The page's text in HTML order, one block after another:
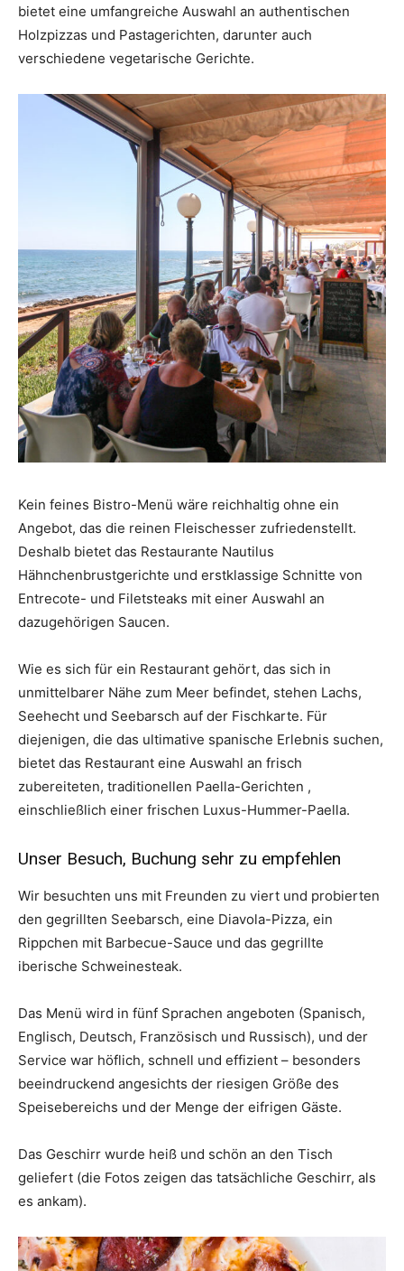
bietet eine umfangreiche Auswahl an authentischen
Holzpizzas und Pastagerichten, darunter auch
verschiedene vegetarische Gerichte.
Kein feines Bistro-Menü wäre reichhaltig ohne ein
Angebot, das die reinen Fleischesser zufriedenstellt.
Deshalb bietet das Restaurante Nautilus
Hähnchenbrustgerichte und erstklassige Schnitte von
Entrecote- und Filetsteaks mit einer Auswahl an
dazugehörigen Saucen.
Wie es sich für ein Restaurant gehört, das sich in
unmittelbarer Nähe zum Meer befindet, stehen Lachs,
Seehecht und Seebarsch auf der Fischkarte. Für
diejenigen, die das ultimative spanische Erlebnis suchen,
bietet das Restaurant eine Auswahl an frisch
zubereiteten, traditionellen Paella-Gerichten ,
einschließlich einer frischen Luxus-Hummer-Paella.
Unser Besuch, Buchung sehr zu empfehlen
Wir besuchten uns mit Freunden zu viert und probierten
den gegrillten Seebarsch, eine Diavola-Pizza, ein
Rippchen mit Barbecue-Sauce und das gegrillte
iberische Schweinesteak.
Das Menü wird in fünf Sprachen angeboten (Spanisch,
Englisch, Deutsch, Französisch und Russisch), und der
Service war höflich, schnell und effizient – besonders
beeindruckend angesichts der riesigen Größe des
Speisebereichs und der Menge der eifrigen Gäste.
Das Geschirr wurde heiß und schön an den Tisch
geliefert (die Fotos zeigen das tatsächliche Geschirr, als
es ankam).